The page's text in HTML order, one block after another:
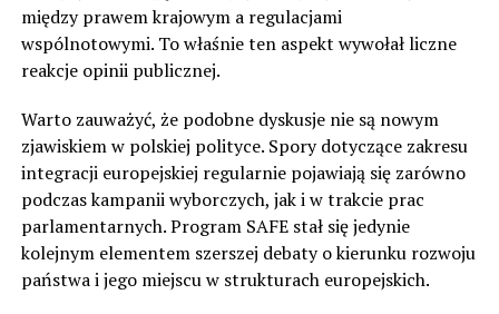
między prawem krajowym a regulacjami
wspólnotowymi. To właśnie ten aspekt wywołał liczne
reakcje opinii publicznej.
Warto zauważyć, że podobne dyskusje nie są nowym
zjawiskiem w polskiej polityce. Spory dotyczące zakresu
integracji europejskiej regularnie pojawiają się zarówno
podczas kampanii wyborczych, jak i w trakcie prac
parlamentarnych. Program SAFE stał się jedynie
kolejnym elementem szerszej debaty o kierunku rozwoju
państwa i jego miejscu w strukturach europejskich.